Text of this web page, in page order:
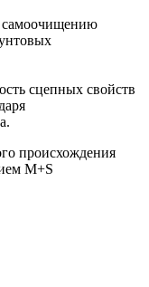
самоочищению
сцепных свойств
происхождения
M+S